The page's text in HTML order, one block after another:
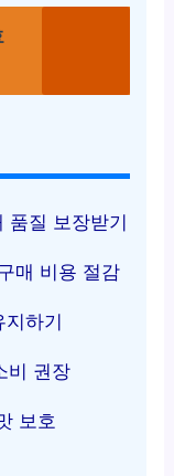
품질 보장받기
매 비용 절감
지하기
비 권장
보호